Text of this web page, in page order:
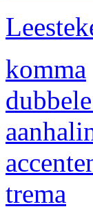
komma
trema